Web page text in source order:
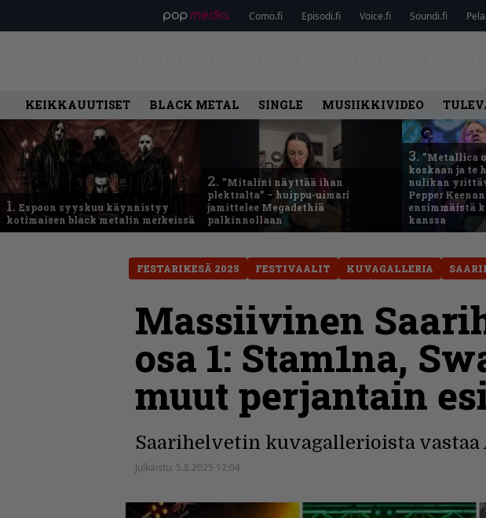
Como.fi Episodi.fi Voice.fi Soundi.fi
KEIKKAUUTISET BLACK METAL SINGLE MUSIIKKIVIDEO
1. Espoon syyskuu käynnistyy
kotimaisen black metalin merkeissä
2. ”Mitalini näyttää ihan
plektralta” – huippu-uimari
jamittelee Megadethiä
palkinnollaan
3. ”Metallica
koskaan ja te
nulikan
Pepper
ensimmäistä
kanssa
FESTARIKESÄ 2025 FESTIVAALIT KUVAGALLERIA
Massiivinen
osa 1: Stam1na,
muut perjantain
Saarihelvetin kuvagallerioista vastaa
Julkaistu: 5.8.2025 12:04